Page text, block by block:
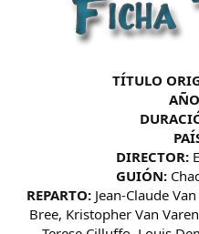
TÍTULO
DIRECTOR:
GUIÓN:
REPARTO:Jean-Claude
Bree, Kristopher Van